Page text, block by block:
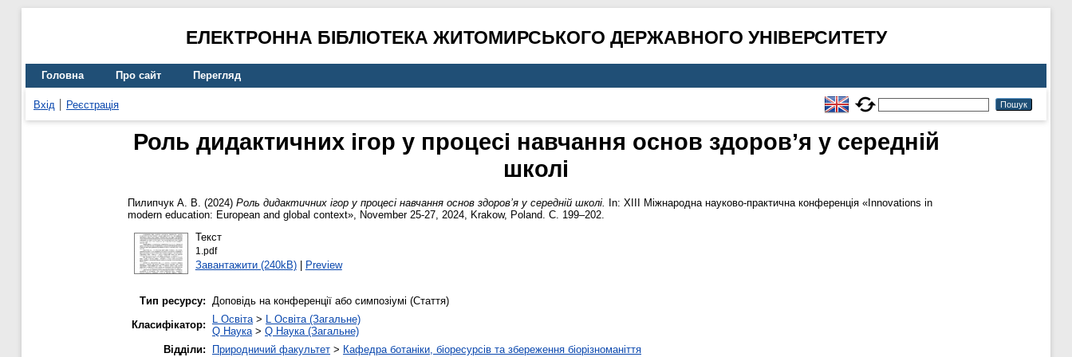
ЕЛЕКТРОННА БІБЛІОТЕКА ЖИТОМИРСЬКОГО ДЕРЖАВНОГО УНІВЕРСИТЕТУ
Головна Про сайт Перегляд
Вхід Реєстрація
Роль дидактичних ігор у процесі навчання основ здоров’я у середній
школі
Пилипчук А. В. (2024) Роль дидактичних ігор у процесі навчання основ здоров’я у середній школі.
In: XIII Міжнародна науково-практична конференція «Innovations in
modern education: European and global context», November 25-27, 2024, Krakow, Poland. С. 199–202.
Текст
1.pdf
Завантажити (240kB)| Preview
Тип ресурсу: Доповідь на конференції або симпозіумі (Стаття)
Класифікатор:
L Освіта> L Освіта (Загальне)
Q Наука> Q Наука (Загальне)
Відділи:
Природничий факультет > Кафедра ботаніки, біоресурсів та збереження біорізноманіття